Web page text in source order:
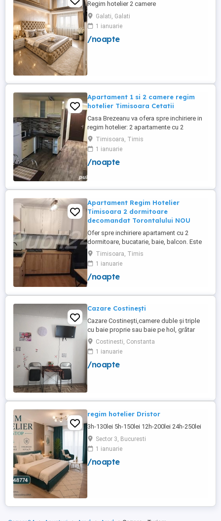
Regim hotelier 2 camere
Galati, Galati
1 ianuarie
/noapte
Apartament 1 si 2 camere regim
hotelier Timisoara Cetatii
Casa Brezeanu va ofera spre inchiriere in
regim hotelier: 2 apartamente cu 2
dormitoare, baie si bucatarie proprie. (4
locuri cazare in fiecare apartament) 1
apartament cu 1 dormitor, baie si
bucatarie proprie. (3 locuri cazare) Fiecare
Timisoara, Timis
1 ianuarie
/noapte
Apartament Regim Hotelier
Timisoara 2 dormitoare
decomandat Torontalului NOU
Ofer spre inchiriere apartament cu 2
dormitoare, bucatarie, baie, balcon. Este
complet utilat si mobilat nou, clima,
internet, tv, video interfon masina de
spalat haine, lenjerii, prosoape,
consumabile. In incinta complexului de
de joaca pentru copii. Apartamentul ...
Timisoara, Timis
1 ianuarie
/noapte
Cazare Costinești
Cazare Costinești,camere duble și triple
cu baie proprie sau baie pe hol, grătar
frigider curte,parcare proprie , prețuri
începând de la 150 lei pe noapte,telefon
Costinesti, Constanta
1 ianuarie
/noapte
regim hotelier Dristor
3h-130lei 5h-150lei 12h-200lei 24h-250lei
Sector 3, Bucuresti
1 ianuarie
/noapte